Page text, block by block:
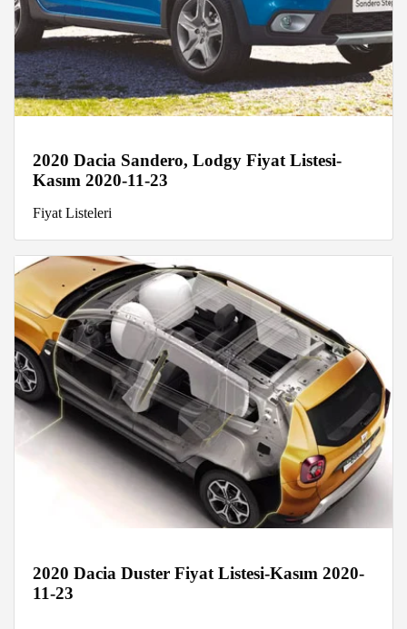
2020 Dacia Sandero, Lodgy Fiyat Listesi-
Kasım 2020-11-23
Fiyat Listeleri
2020 Dacia Duster Fiyat Listesi-Kasım 2020-
11-23